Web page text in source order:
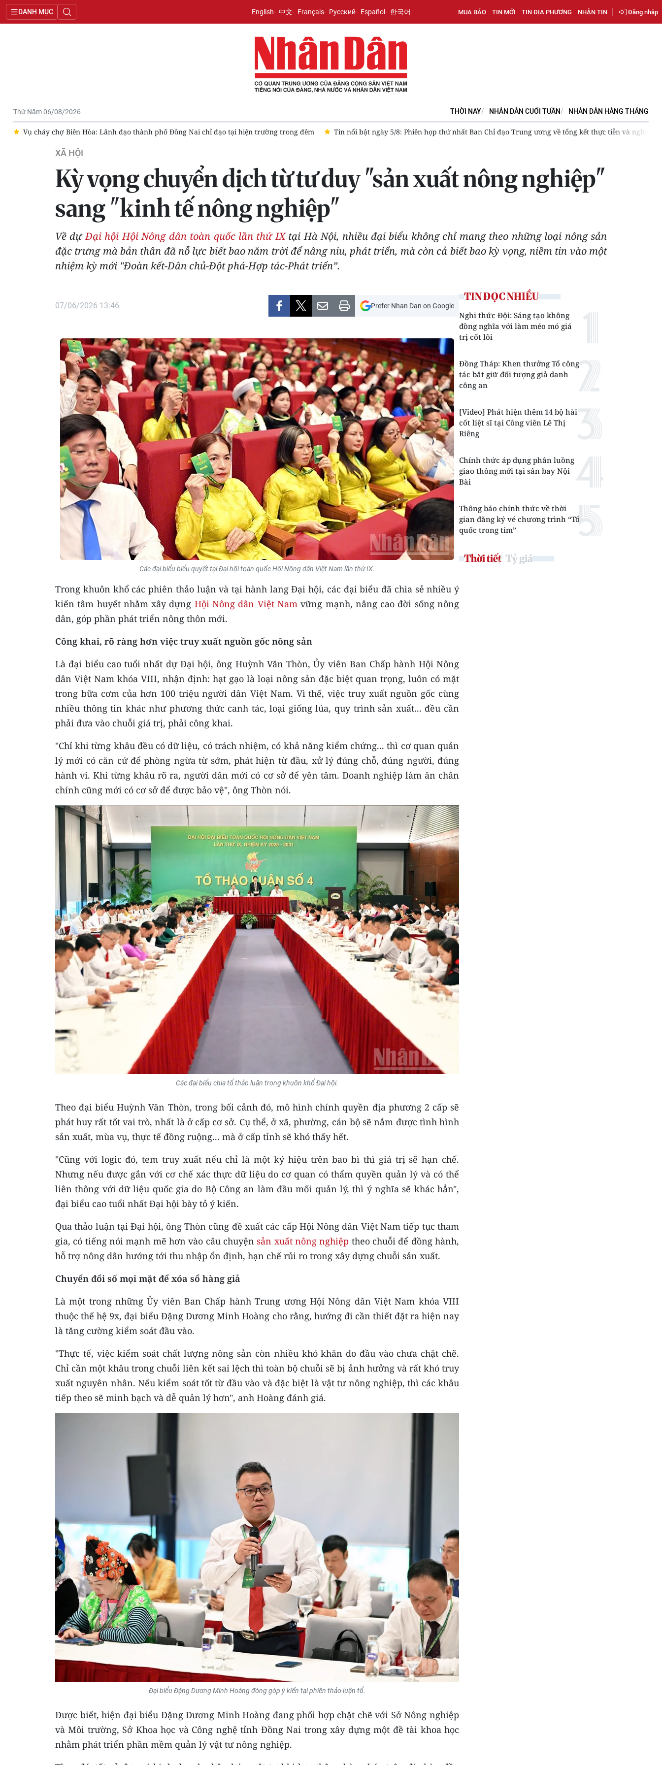
DANH MỤC English 中文 Français Русский Español 한국어 MUA BÁO TIN MỚI TIN ĐỊA PHƯƠNG NHẬN TIN Đăng nhập
Thứ Năm 06/08/2026 THỜI NAY NHÂN DÂN CUỐI TUẦN NHÂN DÂN HẰNG THÁNG
trong đêm Tin nổi bật ngày 5/8: Phiên họp thứ nhất Ban Chỉ đạo Trung ương về tổng kết thực tiễn và nghiên cứu sửa đổi, bổ sung Điều lệ Đảng; Hủy toàn bộ kết quả tại Điểm thi Trường
XÃ HỘI
Kỳ vọng chuyển dịch từ tư duy "sản xuất nông nghiệp"
sang "kinh tế nông nghiệp"
Về dựĐại hội Hội Nông dân toàn quốc lần thứ IXtại Hà Nội, nhiều đại biểu không chỉ mang theo những loại nông sản
đặc trưng mà bản thân đã nỗ lực biết bao năm trời để nâng niu, phát triển, mà còn cả biết bao kỳ vọng, niềm tin vào một
nhiệm kỳ mới "Đoàn kết-Dân chủ-Đột phá-Hợp tác-Phát triển”.
07/06/2026 13:46 Prefer Nhan Dan on Google
Các đại biểu biểu quyết tại Đại hội toàn quốc Hội Nông dân Việt Nam lần thứ IX.
Trong khuôn khổ các phiên thảo luận và tại hành lang Đại hội, các đại biểu đã chia sẻ nhiều ý
kiến tâm huyết nhằm xây dựng Hội Nông dân Việt Namvững mạnh, nâng cao đời sống nông
dân, góp phần phát triển nông thôn mới.
Công khai, rõ ràng hơn việc truy xuất nguồn gốc nông sản
Là đại biểu cao tuổi nhất dự Đại hội, ông Huỳnh Văn Thòn, Ủy viên Ban Chấp hành Hội Nông
dân Việt Nam khóa VIII, nhận định: hạt gạo là loại nông sản đặc biệt quan trọng, luôn có mặt
trong bữa cơm của hơn 100 triệu người dân Việt Nam. Vì thế, việc truy xuất nguồn gốc cùng
nhiều thông tin khác như phương thức canh tác, loại giống lúa, quy trình sản xuất... đều cần
phải đưa vào chuỗi giá trị, phải công khai.
"Chỉ khi từng khâu đều có dữ liệu, có trách nhiệm, có khả năng kiểm chứng... thì cơ quan quản
lý mới có căn cứ để phòng ngừa từ sớm, phát hiện từ đầu, xử lý đúng chỗ, đúng người, đúng
hành vi. Khi từng khâu rõ ra, người dân mới có cơ sở để yên tâm. Doanh nghiệp làm ăn chân
chính cũng mới có cơ sở để được bảo vệ", ông Thòn nói.
Các đại biểu chia tổ thảo luận trong khuôn khổ Đại hội.
Theo đại biểu Huỳnh Văn Thòn, trong bối cảnh đó, mô hình chính quyền địa phương 2 cấp sẽ
phát huy rất tốt vai trò, nhất là ở cấp cơ sở. Cụ thể, ở xã, phường, cán bộ sẽ nắm được tình hình
sản xuất, mùa vụ, thực tế đồng ruộng... mà ở cấp tỉnh sẽ khó thấy hết.
"Cũng với logic đó, tem truy xuất nếu chỉ là một ký hiệu trên bao bì thì giá trị sẽ hạn chế.
Nhưng nếu được gắn với cơ chế xác thực dữ liệu do cơ quan có thẩm quyền quản lý và có thể
liên thông với dữ liệu quốc gia do Bộ Công an làm đầu mối quản lý, thì ý nghĩa sẽ khác hẳn",
đại biểu cao tuổi nhất Đại hội bày tỏ ý kiến.
Qua thảo luận tại Đại hội, ông Thòn cũng đề xuất các cấp Hội Nông dân Việt Nam tiếp tục tham
gia, có tiếng nói mạnh mẽ hơn vào câu chuyệnsản xuất nông nghiệp theo chuỗi để đồng hành,
hỗ trợ nông dân hướng tới thu nhập ổn định, hạn chế rủi ro trong xây dựng chuỗi sản xuất.
Chuyển đổi số mọi mặt để xóa sổ hàng giả
Là một trong những Ủy viên Ban Chấp hành Trung ương Hội Nông dân Việt Nam khóa VIII
thuộc thế hệ 9x, đại biểu Đặng Dương Minh Hoàng cho rằng, hướng đi cần thiết đặt ra hiện nay
là tăng cường kiểm soát đầu vào.
"Thực tế, việc kiểm soát chất lượng nông sản còn nhiều khó khăn do đầu vào chưa chặt chẽ.
Chỉ cần một khâu trong chuỗi liên kết sai lệch thì toàn bộ chuỗi sẽ bị ảnh hưởng và rất khó truy
xuất nguyên nhân. Nếu kiểm soát tốt từ đầu vào và đặc biệt là vật tư nông nghiệp, thì các khâu
tiếp theo sẽ minh bạch và dễ quản lý hơn", anh Hoàng đánh giá.
Đại biểu Đặng Dương Minh Hoàng đóng góp ý kiến tại phiên thảo luận tổ.
Được biết, hiện đại biểu Đặng Dương Minh Hoàng đang phối hợp chặt chẽ với Sở Nông nghiệp
và Môi trường, Sở Khoa học và Công nghệ tỉnh Đồng Nai trong xây dựng một đề tài khoa học
nhằm phát triển phần mềm quản lý vật tư nông nghiệp.
TIN ĐỌC NHIỀU
Nghi thức Đội: Sáng tạo không
đồng nghĩa với làm méo mó giá
trị cốt lõi
Đồng Tháp: Khen thưởng Tổ công
tác bắt giữ đối tượng giả danh
công an
[Video] Phát hiện thêm 14 bộ hài
cốt liệt sĩ tại Công viên Lê Thị
Riêng
Chính thức áp dụng phân luồng
giao thông mới tại sân bay Nội
Bài
Thông báo chính thức về thời
gian đăng ký vé chương trình “Tổ
quốc trong tim”
Thời tiết Tỷ giá